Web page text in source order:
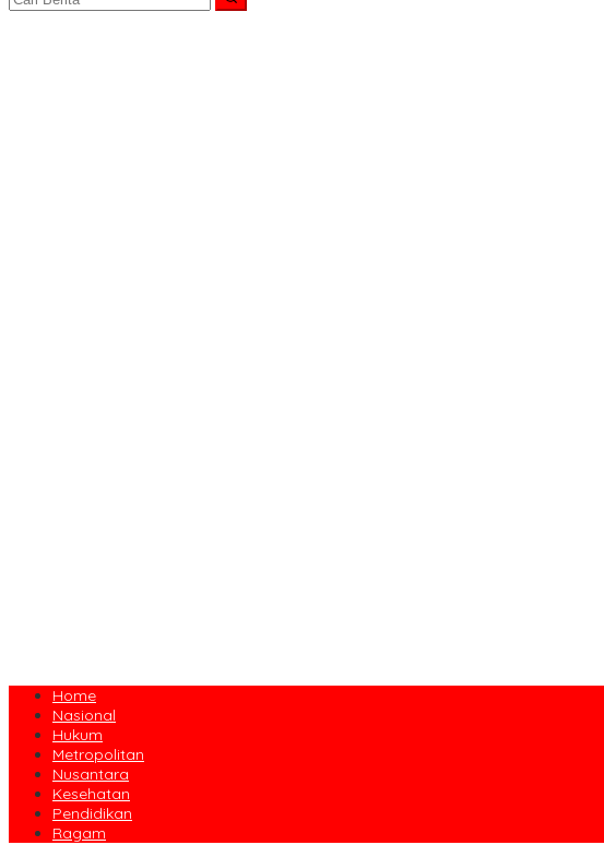
Home
Nasional
Hukum
Metropolitan
Nusantara
Kesehatan
Pendidikan
Ragam